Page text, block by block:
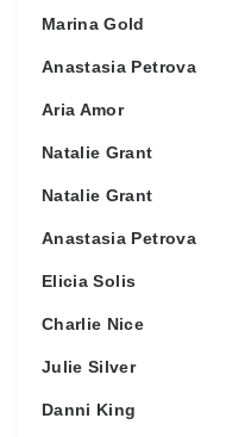
Marina Gold
Anastasia Petrova
Aria Amor
Natalie Grant
Natalie Grant
Anastasia Petrova
Elicia Solis
Charlie Nice
Julie Silver
Danni King